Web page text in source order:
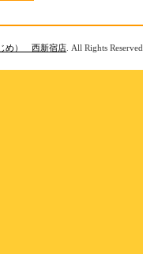
め） 西新宿店 . All Rights